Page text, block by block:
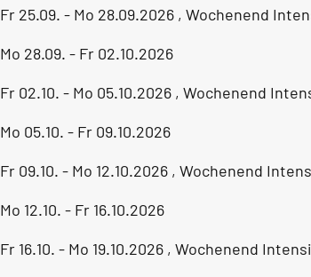
Fr 25.09. - Mo 28.09.2026 , Wochenend
Mo 28.09. - Fr 02.10.2026
Fr 02.10. - Mo 05.10.2026 , Wochenend
Mo 05.10. - Fr 09.10.2026
Fr 09.10. - Mo 12.10.2026 , Wochenend
Mo 12.10. - Fr 16.10.2026
Fr 16.10. - Mo 19.10.2026 , Wochenend